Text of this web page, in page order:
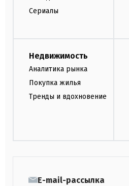
Сериалы
Недвижимость
Аналитика рынка
Покупка жилья
Тренды и вдохновение
E-mail-рассылка